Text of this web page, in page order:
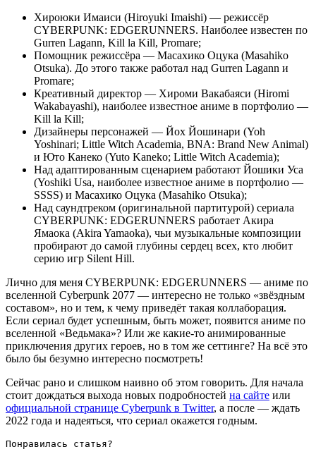
Хироюки Имаиси (Hiroyuki Imaishi) — режиссёр
CYBERPUNK: EDGERUNNERS. Наиболее известен по
Gurren Lagann, Kill la Kill, Promare;
Помощник режиссёра — Масахико Оцука (Masahiko
Otsuka). До этого также работал над Gurren Lagann и
Promare;
Креативный директор — Хироми Вакабаяси (Hiromi
Wakabayashi), наиболее известное аниме в портфолио —
Kill la Kill;
Дизайнеры персонажей — Йох Йошинари (Yoh
Yoshinari; Little Witch Academia, BNA: Brand New Animal)
и Юто Канеко (Yuto Kaneko; Little Witch Academia);
Над адаптированным сценарием работают Йошики Уса
(Yoshiki Usa, наиболее известное аниме в портфолио —
SSSS) и Масахико Оцука (Masahiko Otsuka);
Над саундтреком (оригинальной партитурой) сериала
CYBERPUNK: EDGERUNNERS работает Акира
Ямаока (Akira Yamaoka), чьи музыкальные композиции
пробирают до самой глубины сердец всех, кто любит
серию игр Silent Hill.
Лично для меня CYBERPUNK: EDGERUNNERS — аниме по
вселенной Cyberpunk 2077 — интересно не только «звёздным
составом», но и тем, к чему приведёт такая коллаборация.
Если сериал будет успешным, быть может, появится аниме по
вселенной «Ведьмака»? Или же какие-то анимированные
приключения других героев, но в том же сеттинге? На всё это
было бы безумно интересно посмотреть!
Сейчас рано и слишком наивно об этом говорить. Для начала
стоит дождаться выхода новых подробностей на сайте или
официальной странице Cyberpunk в Twitter, а после — ждать
2022 года и надеяться, что сериал окажется годным.
Понравилась статья?